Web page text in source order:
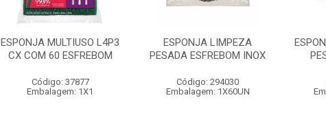
ESPONJA MULTIUSO L4P3
CX COM 60 ESFREBOM
Código: 37877
Embalagem: 1X1
ESPONJA LIMPEZA
PESADA ESFREBOM INOX
Código: 294030
Embalagem: 1X60UN